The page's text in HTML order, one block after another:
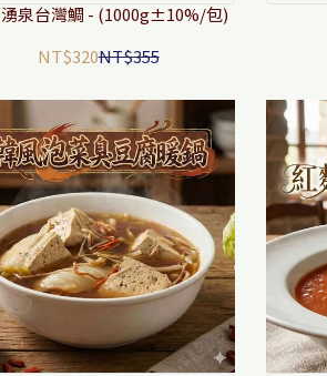
泉台灣鯛 - (1000g±10%/包)
NT$320NT$355